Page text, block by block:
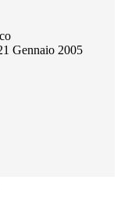
Gennaio 2005